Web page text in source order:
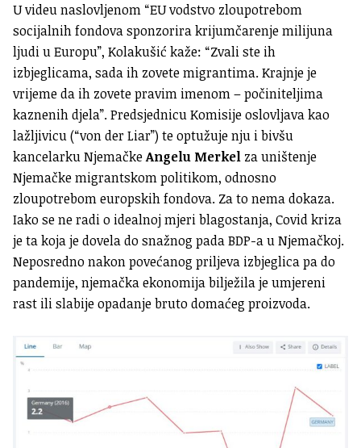
U videu naslovljenom “EU vodstvo zloupotrebom
socijalnih fondova sponzorira krijumčarenje milijuna
ljudi u Europu”, Kolakušić kaže: “Zvali ste ih
izbjeglicama, sada ih zovete migrantima. Krajnje je
vrijeme da ih zovete pravim imenom – počiniteljima
kaznenih djela”. Predsjednicu Komisije oslovljava kao
lažljivicu (“von der Liar”) te optužuje nju i bivšu
kancelarku NjemačkeAngelu Merkel za uništenje
Njemačke migrantskom politikom, odnosno
zloupotrebom europskih fondova. Za to nema dokaza.
Iako se ne radi o idealnoj mjeri blagostanja, Covid kriza
je ta koja je dovela do snažnog pada BDP-a u Njemačkoj.
Neposredno nakon povećanog priljeva izbjeglica pa do
pandemije, njemačka ekonomija bilježila je umjereni
rast ili slabije opadanje bruto domaćeg proizvoda.